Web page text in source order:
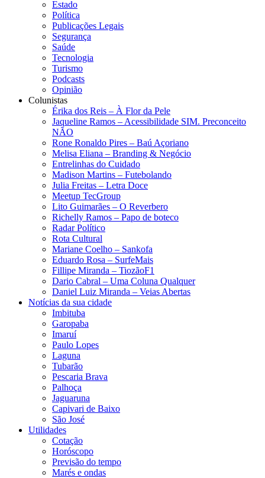
Estado
Política
Publicações Legais
Segurança
Saúde
Tecnologia
Turismo
Podcasts
Opinião
Colunistas
Érika dos Reis​ – À Flor da Pele
Jaqueline Ramos – Acessibilidade SIM. Preconceito
NÃO
Rone Ronaldo Pires – Baú Açoriano
Melisa Eliana – Branding & Negócio
Entrelinhas do Cuidado
Madison Martins – Futebolando
Julia Freitas​ – Letra Doce
Meetup TecGroup
Lito Guimarães – O Reverbero
Richelly Ramos​ – Papo de boteco
Radar Político
Rota Cultural
Mariane Coelho – Sankofa
Eduardo Rosa​ – SurfeMais
Fillipe Miranda – TiozãoF1
Dario Cabral – Uma Coluna Qualquer
Daniel Luiz Miranda – Veias Abertas
Notícias da sua cidade
Imbituba
Garopaba
Imaruí
Paulo Lopes
Laguna
Tubarão
Pescaria Brava
Palhoça
Jaguaruna
Capivari de Baixo
São José
Utilidades
Cotação
Horóscopo
Previsão do tempo
Marés e ondas